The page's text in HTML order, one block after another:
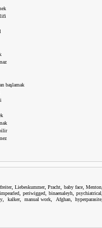
başlamak
,Liebeskummer,Pracht baby face,Menton
impearled periwigged binaenaleyh psychiatrical
kalker, manual work Afghan, hyperparasite